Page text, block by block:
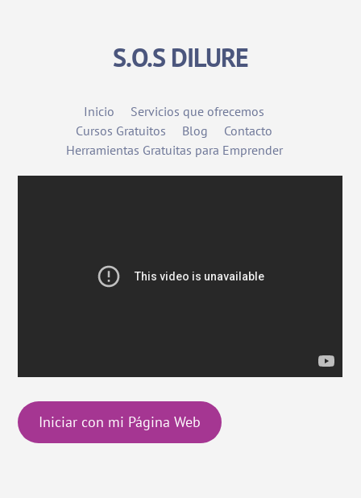
S.O.S DILURE
Inicio
Servicios que ofrecemos
Cursos Gratuitos
Blog
Contacto
Herramientas Gratuitas para Emprender
Iniciar con mi Página Web